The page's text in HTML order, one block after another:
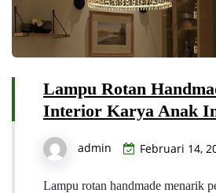
Lampu Rotan
Interior Karya Anak
admin Februari 14,
Lampu rotan handmade menarik